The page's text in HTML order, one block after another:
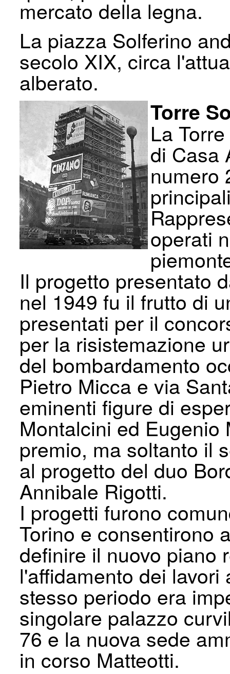
mercato della legna.
La piazza Solferino
secolo XIX, circa
alberato.
Torre
La
di Casa
numero
operati
Il progetto presentato
nel 1949 fu il frutto di
presentati per il
per la risistemazione
del bombardamento
Pietro Micca e via
eminenti figure di
Montalcini ed
premio, ma soltanto il
al progetto del duo
Annibale Rigotti.
I progetti furono
Torino e consentirono
definire il nuovo piano
l'affidamento dei
stesso periodo era
singolare palazzo
76 e la nuova sede
in corso Matteotti.